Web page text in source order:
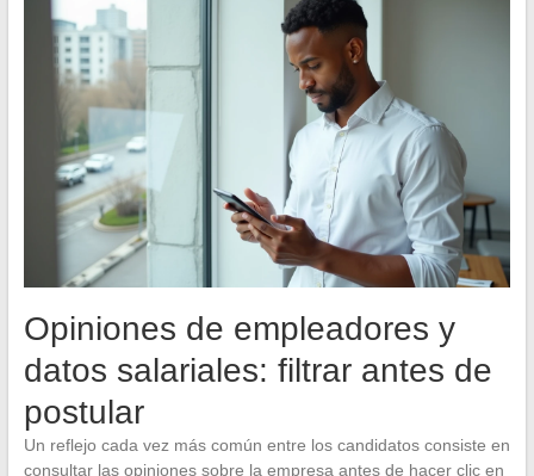
Opiniones de empleadores y
datos salariales: filtrar antes de
postular
Un reflejo cada vez más común entre los candidatos consiste en
consultar las opiniones sobre la empresa antes de hacer clic en